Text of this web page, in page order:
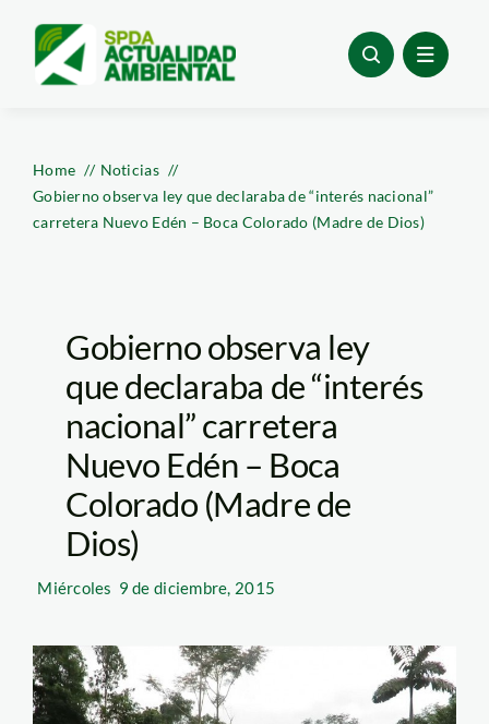
content
Home
Noticias
Gobierno observa ley que declaraba de “interés nacional”
carretera Nuevo Edén – Boca Colorado (Madre de Dios)
Gobierno observa ley
que declaraba de “interés
nacional” carretera
Nuevo Edén – Boca
Colorado (Madre de
Dios)
Miércoles 9 de diciembre, 2015